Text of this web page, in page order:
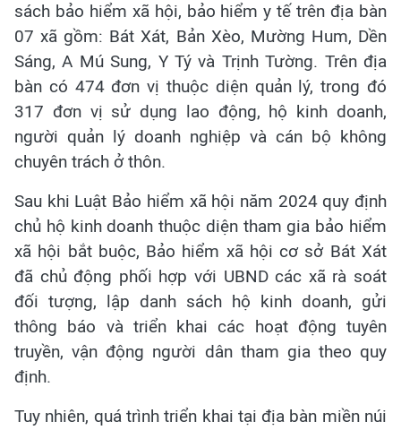
sách bảo hiểm xã hội, bảo hiểm y tế trên địa bàn
07 xã gồm: Bát Xát, Bản Xèo, Mường Hum, Dền
Sáng, A Mú Sung, Y Tý và Trịnh Tường. Trên địa
bàn có 474 đơn vị thuộc diện quản lý, trong đó
317 đơn vị sử dụng lao động, hộ kinh doanh,
người quản lý doanh nghiệp và cán bộ không
chuyên trách ở thôn.
Sau khi Luật Bảo hiểm xã hội năm 2024 quy định
chủ hộ kinh doanh thuộc diện tham gia bảo hiểm
xã hội bắt buộc, Bảo hiểm xã hội cơ sở Bát Xát
đã chủ động phối hợp với UBND các xã rà soát
đối tượng, lập danh sách hộ kinh doanh, gửi
thông báo và triển khai các hoạt động tuyên
truyền, vận động người dân tham gia theo quy
định.
Tuy nhiên, quá trình triển khai tại địa bàn miền núi